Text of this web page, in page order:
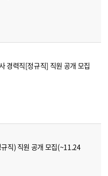
경력직[정규직] 직원 공개 모집
직) 직원 공개 모집(~11.24